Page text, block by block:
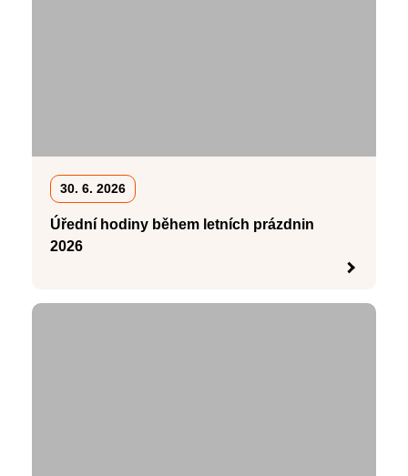
30. 6. 2026
Úřední hodiny během letních prázdnin
2026